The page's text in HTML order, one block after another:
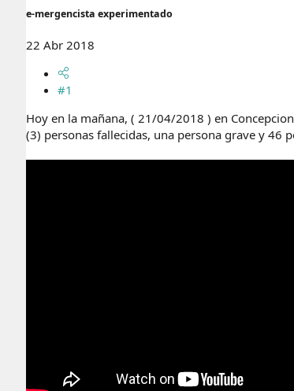
l
e
c
i
e-mergencista experimentado
22 Abr 2018
#1
Hoy en la mañana, ( 21/04/2018 ) en
(3) personas fallecidas, una persona grave y 46